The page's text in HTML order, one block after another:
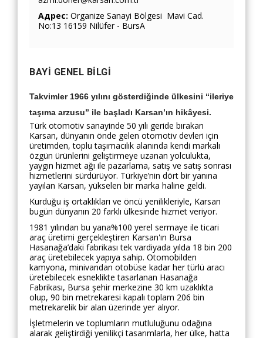
Адрес: Organize Sanayi Bölgesi Mavi Cad.
No:13 16159 Nilüfer - BursA
BAYI GENEL BILGI
Takvimler 1966 yılını gösterdiğinde ülkesini “ileriye
taşıma arzusu” ile başladı Karsan’ın hikâyesi.
Türk otomotiv sanayinde 50 yılı geride bırakan
Karsan, dünyanın önde gelen otomotiv devleri için
üretimden, toplu taşımacılık alanında kendi markalı
özgün ürünlerini geliştirmeye uzanan yolculukta,
yaygın hizmet ağı ile pazarlama, satış ve satış sonrası
hizmetlerini sürdürüyor. Türkiye’nin dört bir yanına
yayılan Karsan, yükselen bir marka haline geldi.
Kurduğu iş ortaklıkları ve öncü yenilikleriyle, Karsan
bugün dünyanın 20 farklı ülkesinde hizmet veriyor.
1981 yılından bu yana%100 yerel sermaye ile ticari
araç üretimi gerçekleştiren Karsan'ın Bursa
Hasanağa’daki fabrikası tek vardiyada yılda 18 bin 200
araç üretebilecek yapıya sahip. Otomobilden
kamyona, minivandan otobüse kadar her türlü aracı
üretebilecek esneklikte tasarlanan Hasanağa
Fabrikası, Bursa şehir merkezine 30 km uzaklıkta
olup, 90 bin metrekaresi kapalı toplam 206 bin
metrekarelik bir alan üzerinde yer alıyor.
İşletmelerin ve toplumların mutluluğunu odağına
alarak geliştirdiği yenilikçi tasarımlarla, her ülke, hatta